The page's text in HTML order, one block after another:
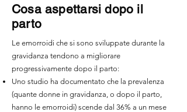
Cosa aspettarsi dopo il
parto
Le emorroidi che si sono sviluppate durante la
gravidanza tendono a migliorare
progressivamente dopo il parto:
Uno studio ha documentato che la prevalenza
(quante donne in gravidanza, o dopo il parto,
hanno le emorroidi) scende dal 36% a un mese